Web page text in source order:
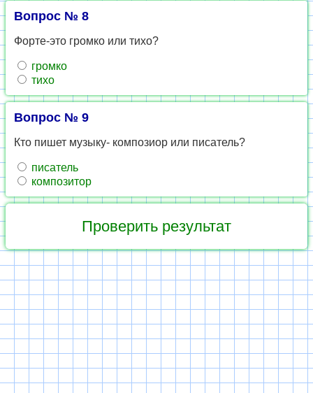
Вопрос № 8
Форте-это громко или тихо?
громко
тихо
Вопрос № 9
Кто пишет музыку- композиор или писатель?
писатель
композитор